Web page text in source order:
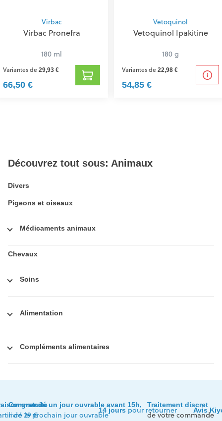
Virbac
Virbac Pronefra
180 ml
Variantes de29,93 €
66,50 €
Vetoquinol
Vetoquinol Ipakitine
180 g
Variantes de22,98 €
54,85 €
Découvrez tout sous: Animaux
Divers
Pigeons et oiseaux
Médicaments animaux
Chevaux
Soins
Alimentation
Compléments alimentaires
gratuite
de 29 €
Commandé un jour ouvrable avant 15h,
livré le prochain jour ouvrable
14 jours pour retourner
Traitement discret
de votre commande
Avis